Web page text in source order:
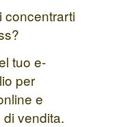
concentrarti
tuo e-
per
e
vendita.